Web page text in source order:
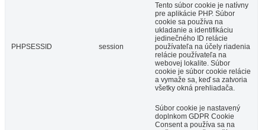
PHPSESSID session
Tento súbor cookie je natívny
pre aplikácie PHP. Súbor
cookie sa používa na
ukladanie a identifikáciu
jedinečného ID relácie
používateľa na účely riadenia
relácie používateľa na
webovej lokalite. Súbor
cookie je súbor cookie relácie
a vymaže sa, keď sa zatvoria
všetky okná prehliadača.
Súbor cookie je nastavený
doplnkom GDPR Cookie
Consent a používa sa na